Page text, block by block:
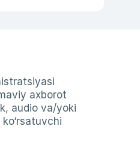
axborot
audio va/yoki